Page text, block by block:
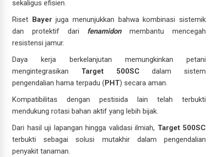
sekaligus efisien.
Riset Bayerjuga menunjukkan bahwa kombinasi sistemik
dan protektif dari fenamidonmembantu mencegah
resistensi jamur.
Daya kerja berkelanjutan memungkinkan petani
mengintegrasikan Target 500SC dalam sistem
pengendalian hama terpadu (PHT) secara aman.
Kompatibilitas dengan pestisida lain telah terbukti
mendukung rotasi bahan aktif yang lebih bijak.
Dari hasil uji lapangan hingga validasi ilmiah, Target 500SC
terbukti sebagai solusi mutakhir dalam pengendalian
penyakit tanaman.